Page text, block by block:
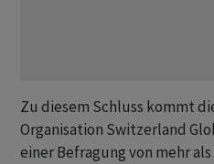
Zu diesem Schluss kommt
Organisation Switzerland
einer Befragung von mehr